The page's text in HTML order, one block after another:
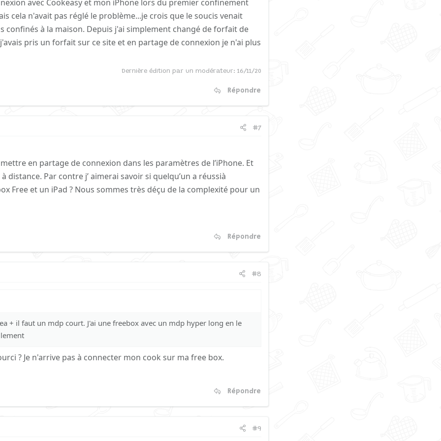
avec Cookeasy et mon iPhone lors du premier confinement
cela n'avait pas réglé le problème...je crois que le soucis venait
à la maison. Depuis j'ai simplement changé de forfait de
pris un forfait sur ce site et en partage de connexion je n'ai plus
Dernière édition par un modérateur: 16/11/20
Répondre
#7
en partage de connexion dans les paramètres de l’iPhone. Et
distance. Par contre j’ aimerai savoir si quelqu’un a réussià
Free et un iPad ? Nous sommes très déçu de la complexité pour un
Répondre
#8
+ il faut un mdp court. J'ai une freebox avec un mdp hyper long en le
? Je n'arrive pas à connecter mon cook sur ma free box.
Répondre
#9